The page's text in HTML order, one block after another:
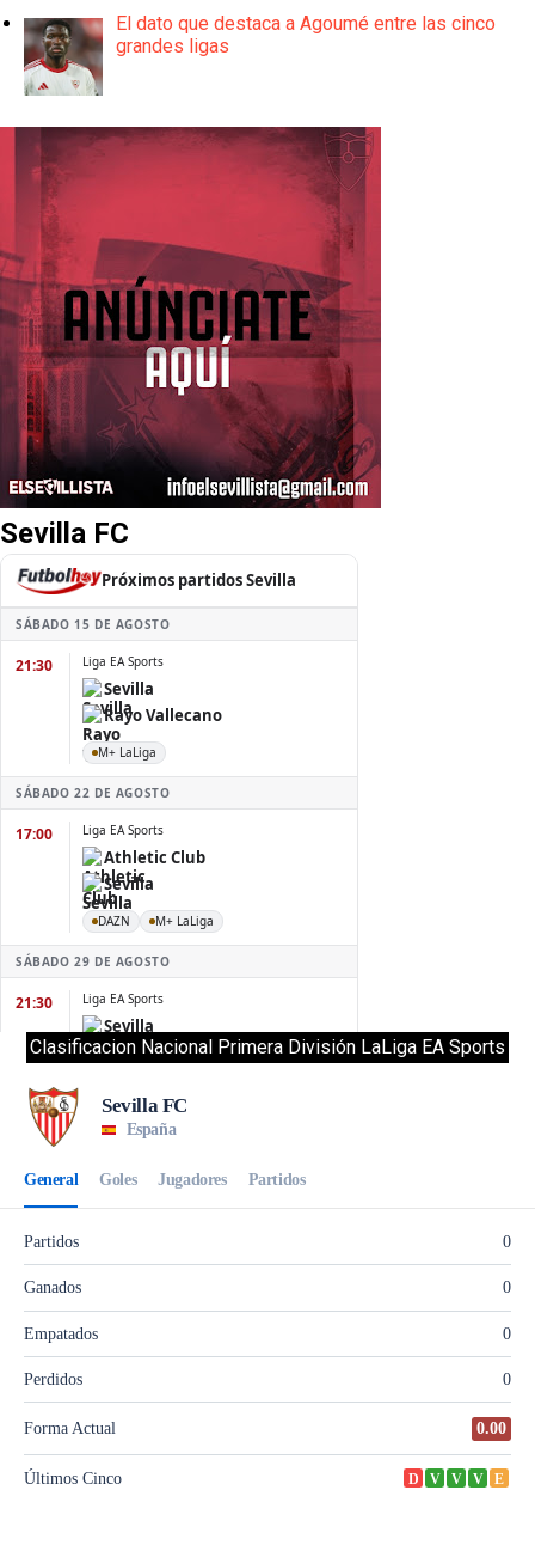
El dato que destaca a Agoumé entre las cinco
grandes ligas
Sevilla FC
Clasificacion Nacional Primera División LaLiga EA Sports